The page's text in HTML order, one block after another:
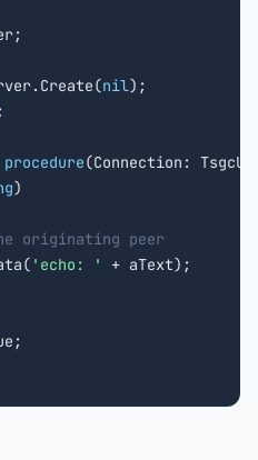
nil);
;
procedure(Connection:
)
originating peer
'echo: '
+ aText);